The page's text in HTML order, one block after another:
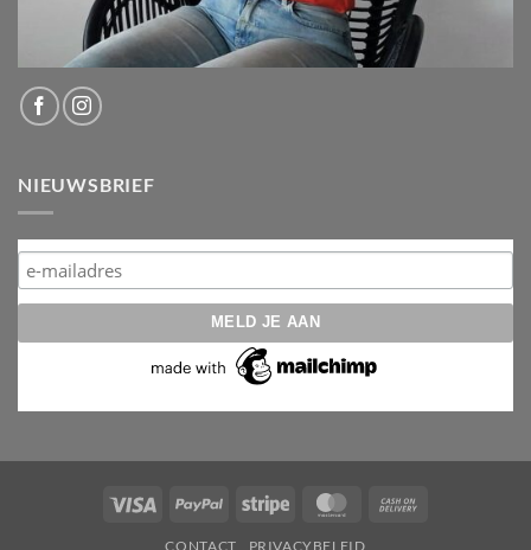
NIEUWSBRIEF
Visa PayPal Stripe MasterCard
CONTACT PRIVACYBELEID